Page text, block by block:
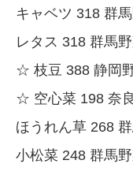
キャベツ 318 群
レタス 318 群馬
☆ 枝豆 388 静岡
☆ 空心菜 198 奈
ほうれん草 268
小松菜 248 群馬